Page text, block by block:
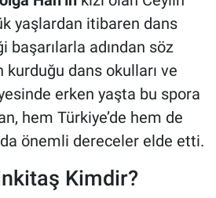
yaşlardan itibaren dans
başarılarla adından söz
kurduğu dans okulları ve
erken yaşta bu spora
hem Türkiye’de hem de
önemli dereceler elde etti.
Kimdir?